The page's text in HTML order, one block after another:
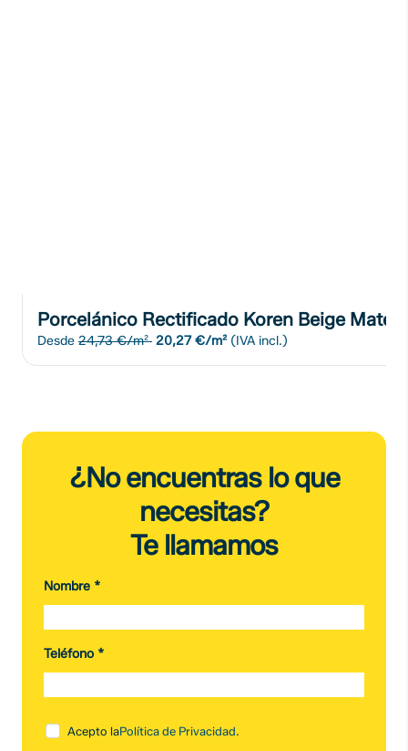
Porcelánico Rectificado Koren Beige Mate
Desde 24,73 €/m² 20,27 €/m² (IVA incl.)
¿No encuentras lo que
necesitas?
Te llamamos
Nombre *
Teléfono *
Acepto laPolítica de Privacidad.